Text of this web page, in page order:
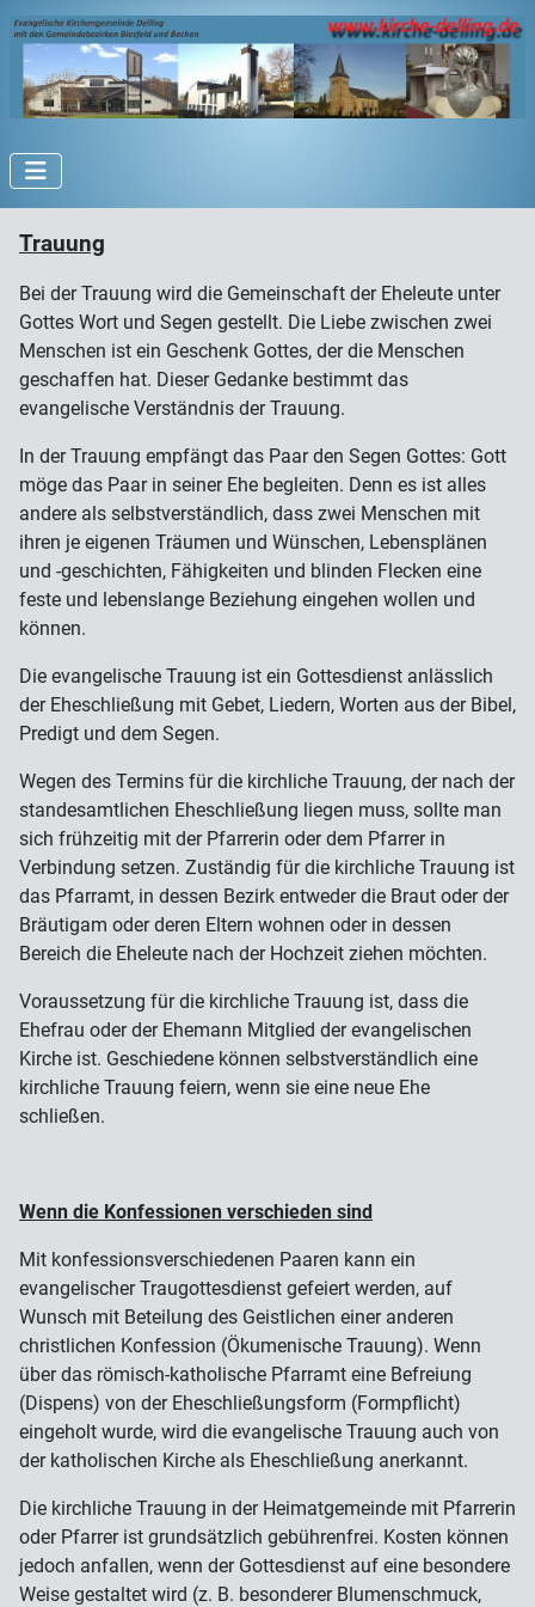
Trauung
Bei der Trauung wird die Gemeinschaft der Eheleute unter
Gottes Wort und Segen gestellt. Die Liebe zwischen zwei
Menschen ist ein Geschenk Gottes, der die Menschen
geschaffen hat. Dieser Gedanke bestimmt das
evangelische Verständnis der Trauung.
In der Trauung empfängt das Paar den Segen Gottes: Gott
möge das Paar in seiner Ehe begleiten. Denn es ist alles
andere als selbstverständlich, dass zwei Menschen mit
ihren je eigenen Träumen und Wünschen, Lebensplänen
und -geschichten, Fähigkeiten und blinden Flecken eine
feste und lebenslange Beziehung eingehen wollen und
können.
Die evangelische Trauung ist ein Gottesdienst anlässlich
der Eheschließung mit Gebet, Liedern, Worten aus der Bibel,
Predigt und dem Segen.
Wegen des Termins für die kirchliche Trauung, der nach der
standesamtlichen Eheschließung liegen muss, sollte man
sich frühzeitig mit der Pfarrerin oder dem Pfarrer in
Verbindung setzen. Zuständig für die kirchliche Trauung ist
das Pfarramt, in dessen Bezirk entweder die Braut oder der
Bräutigam oder deren Eltern wohnen oder in dessen
Bereich die Eheleute nach der Hochzeit ziehen möchten.
Voraussetzung für die kirchliche Trauung ist, dass die
Ehefrau oder der Ehemann Mitglied der evangelischen
Kirche ist. Geschiedene können selbstverständlich eine
kirchliche Trauung feiern, wenn sie eine neue Ehe
schließen.
Wenn die Konfessionen verschieden sind
Mit konfessionsverschiedenen Paaren kann ein
evangelischer Traugottesdienst gefeiert werden, auf
Wunsch mit Beteilung des Geistlichen einer anderen
christlichen Konfession (Ökumenische Trauung). Wenn
über das römisch-katholische Pfarramt eine Befreiung
(Dispens) von der Eheschließungsform (Formpflicht)
eingeholt wurde, wird die evangelische Trauung auch von
der katholischen Kirche als Eheschließung anerkannt.
Die kirchliche Trauung in der Heimatgemeinde mit Pfarrerin
oder Pfarrer ist grundsätzlich gebührenfrei. Kosten können
jedoch anfallen, wenn der Gottesdienst auf eine besondere
Weise gestaltet wird (z. B. besonderer Blumenschmuck,